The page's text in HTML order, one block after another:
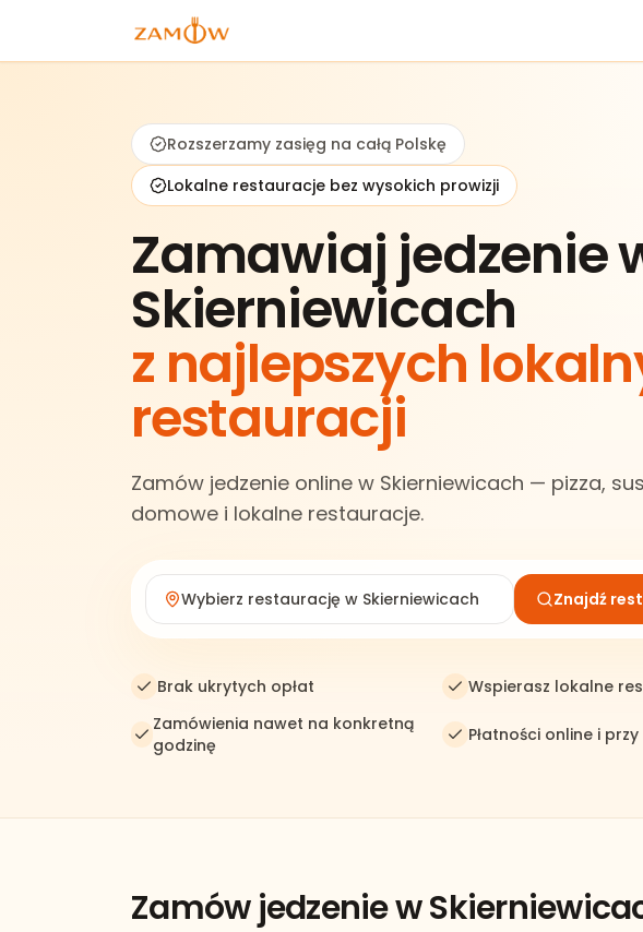
Rozszerzamy zasięg na całą Polskę
Lokalne restauracje bez wysokich prowizji
Zamawiaj jedzenie
Skierniewicach
z najlepszych
restauracji
Zamów jedzenie online w Skierniewicach — pizza,
domowe i lokalne restauracje.
Wybierz restaurację w Skierniewicach Znajdź
Brak ukrytych opłat
Wspierasz lokalne
Zamówienia nawet na konkretną
godzinę
Płatności online i
Zamów jedzenie w